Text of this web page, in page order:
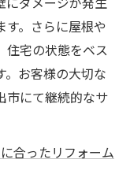
す。さらに屋根や
住宅の状態をベス
。お客様の大切な
市にて継続的なサ
合ったリフォーム